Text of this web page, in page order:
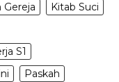
Gereja
Kitab Suci
S1
Paskah